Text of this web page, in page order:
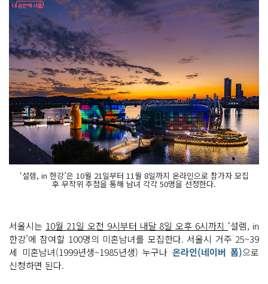
‘설렘, in 한강’은 10월 21일부터 11월 8일까지 온라인으로 참가자 모집
후 무작위 추첨을 통해 남녀 각각 50명을 선정한다.
서울시는 10월 21일 오전 9시부터 내달 8일 오후 6시까지 ‘설렘, in
한강’에 참여할 100명의 미혼남녀를 모집한다. 서울시 거주 25~39
세 미혼남녀(1999년생~1985년생) 누구나 온라인(네이버 폼)으로
신청하면 된다.